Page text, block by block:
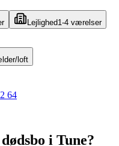
Lejlighed1-4 værelser
loft
64
i Tune?